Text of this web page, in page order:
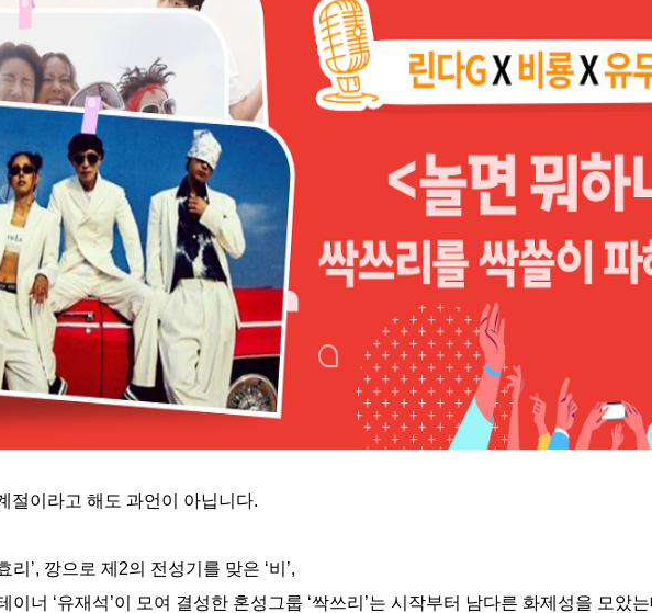
절이라고 해도 과언이 아닙니다.
리 ’, 깡으로 제 2의 전성기를 맞은 ‘비 ’,
이너 ‘유재석’이 모여 결성한 혼성그룹 ‘싹쓰리 ’는 시작부터 남다른 화제성을 모았